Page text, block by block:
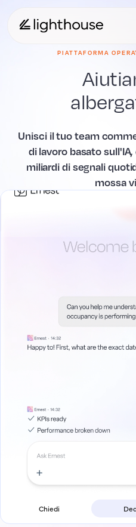
PIATTAFORMA
Unisci il tuo team
di lavoro basato
miliardi di segnali
mossa
Chiedi